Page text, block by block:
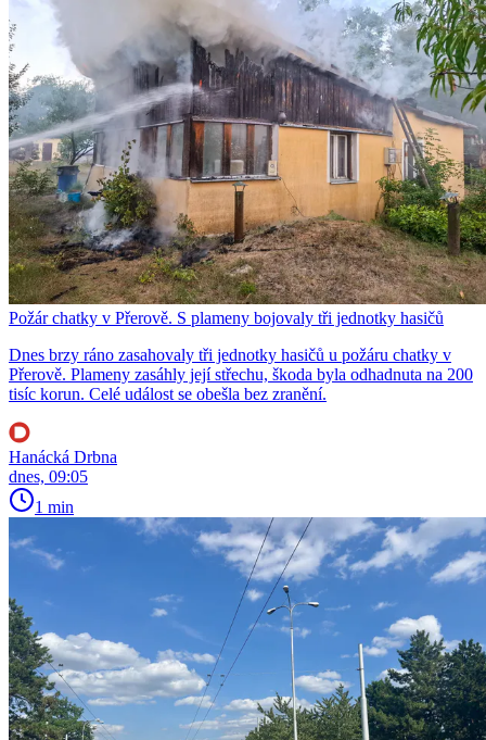
Požár chatky v Přerově. S plameny bojovaly tři jednotky hasičů
Dnes brzy ráno zasahovaly tři jednotky hasičů u požáru chatky v
Přerově. Plameny zasáhly její střechu, škoda byla odhadnuta na 200
tisíc korun. Celé událost se obešla bez zranění.
Hanácká Drbna
dnes, 09:05
1 min